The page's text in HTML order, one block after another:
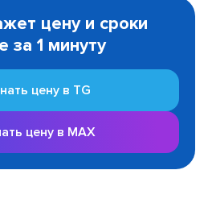
цену и сроки
за 1 минуту
цену в TG
цену в MAX